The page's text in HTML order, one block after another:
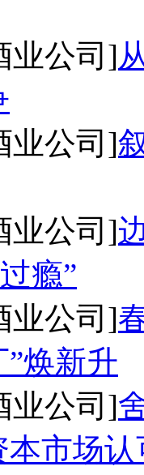
业公司]
业公司]
业公司]
瘾”
业公司]
焕新升
业公司]
市场认